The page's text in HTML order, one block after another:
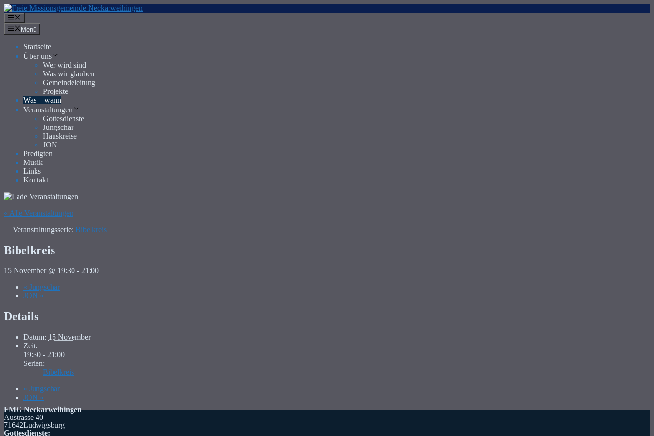
Zum
Inhalt
springen
Menü
Startseite
Über uns
Wer wird sind
Was wir glauben
Gemeindeleitung
Projekte
Was – wann
Veranstaltungen
Gottesdienste
Jungschar
Hauskreise
JON
Predigten
Musik
Links
Kontakt
« Alle Veranstaltungen
Veranstaltungsserie: Bibelkreis
Bibelkreis
15 November @ 19:30 - 21:00
« Jungschar
JON »
Details
Datum: 15 November
Zeit:
19:30 - 21:00
Serien:
Bibelkreis
« Jungschar
JON »
FMG Neckarweihingen
Austrasse 40
71642Ludwigsburg
Gottesdienste: